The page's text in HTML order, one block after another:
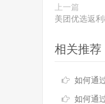
上一篇
美团优选返
相关推荐
如何通
如何通